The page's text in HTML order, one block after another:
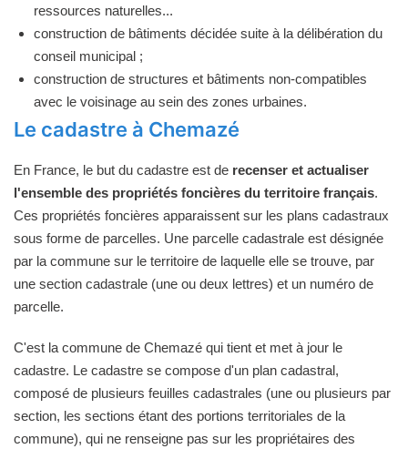
ressources naturelles...
construction de bâtiments décidée suite à la délibération du
conseil municipal ;
construction de structures et bâtiments non-compatibles
avec le voisinage au sein des zones urbaines.
Le cadastre à Chemazé
En France, le but du cadastre est de recenser et actualiser
l'ensemble des propriétés foncières du territoire français.
Ces propriétés foncières apparaissent sur les plans cadastraux
sous forme de parcelles. Une parcelle cadastrale est désignée
par la commune sur le territoire de laquelle elle se trouve, par
une section cadastrale (une ou deux lettres) et un numéro de
parcelle.
C'est la commune de Chemazé qui tient et met à jour le
cadastre. Le cadastre se compose d'un plan cadastral,
composé de plusieurs feuilles cadastrales (une ou plusieurs par
section, les sections étant des portions territoriales de la
commune), qui ne renseigne pas sur les propriétaires des